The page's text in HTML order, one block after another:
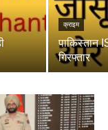
क्राइम
पाकिस्तान
गिरफ्तार